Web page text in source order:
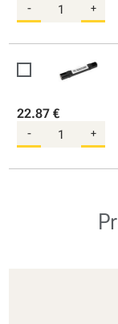
- +
22.87 €
- +